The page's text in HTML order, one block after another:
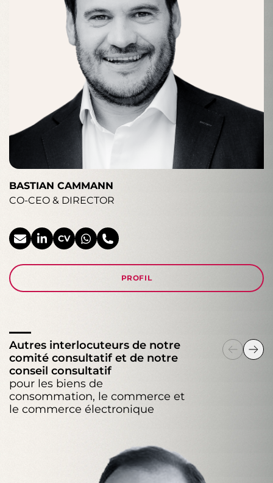
BASTIAN CAMMANN
CO-CEO & DIRECTOR
CV
PROFIL
Autres interlocuteurs de notre
comité consultatif et de notre
conseil consultatif
pour les biens de
consommation, le commerce et
le commerce électronique